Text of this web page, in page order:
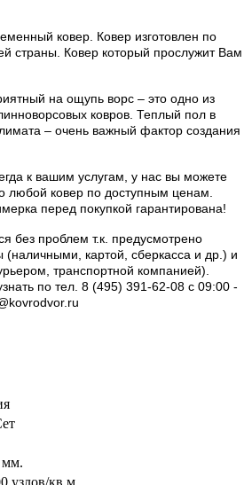
ковер. Ковер изготовлен по
страны. Ковер который прослужит Вам
на ощупь ворс – это одно из
ковров. Теплый пол в
– очень важный фактор создания
к вашим услугам, у нас вы можете
любой ковер по доступным ценам.
перед покупкой гарантирована!
без проблем т.к. предусмотрено
(наличными, картой, сберкасса и др.) и
транспортной компанией).
по тел. 8 (495) 391-62-08 c 09:00 -
мм.
узлов/кв.м